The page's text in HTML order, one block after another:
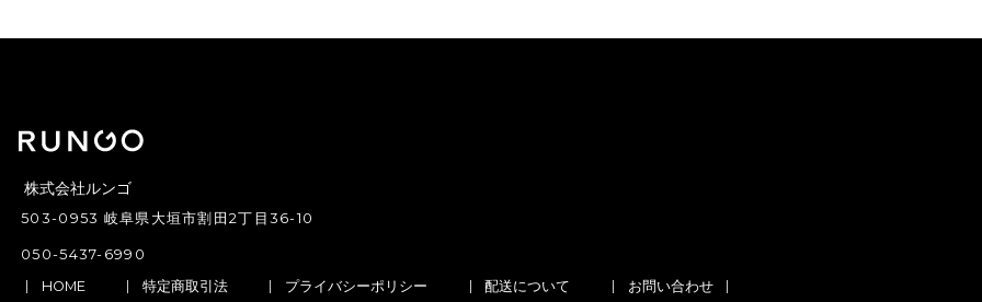
株式会社ルンゴ
503-0953 岐阜県大垣市割田2丁目36-10
050-5437-6990
HOME
特定商取引法 プライバシーポリシー 配送について お問い合わせ